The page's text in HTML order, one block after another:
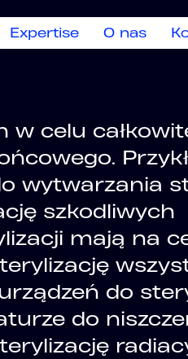
Expertise O nas
w celu
wytwarzania
szkodliwych
mają na
do
do